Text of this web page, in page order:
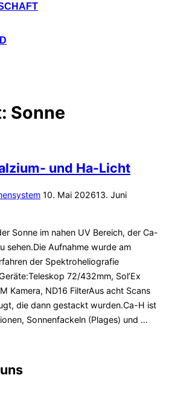
Sonne
und Ha-Licht
Veröffentlicht
10. Mai 202613. Juni
Sonne im nahen UV Bereich, der Ca-
sehen.Die Aufnahme wurde am
der Spektroheliografie
72/432mm, Sol’Ex
Kamera, ND16 FilterAus acht Scans
die dann gestackt wurden.Ca-H ist
Sonnenfackeln (Plages) und …